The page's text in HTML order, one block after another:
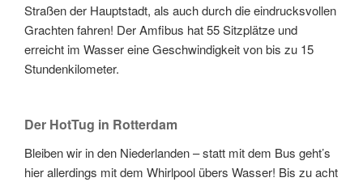
Straßen der Hauptstadt, als auch durch die eindrucksvollen
Grachten fahren! Der Amfibus hat 55 Sitzplätze und
erreicht im Wasser eine Geschwindigkeit von bis zu 15
Stundenkilometer.
Der HotTug in Rotterdam
Bleiben wir in den Niederlanden – statt mit dem Bus geht’s
hier allerdings mit dem Whirlpool übers Wasser! Bis zu acht